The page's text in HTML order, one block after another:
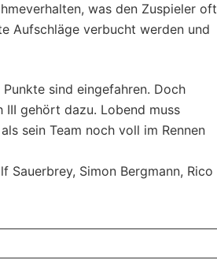
was den Zuspieler oft
Aufschläge verbucht werden und
sind eingefahren. Doch
III gehört dazu. Lobend muss
sein Team noch voll im Rennen
Sauerbrey, Simon Bergmann, Rico